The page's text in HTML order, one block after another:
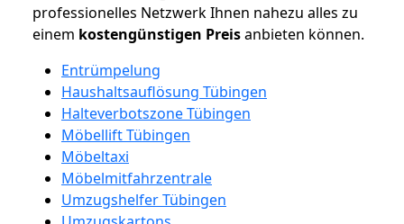
professionelles Netzwerk Ihnen nahezu alles zu
einem kostengünstigen Preisanbieten können.
Entrümpelung
Haushaltsauflösung Tübingen
Halteverbotszone Tübingen
Möbellift Tübingen
Möbeltaxi
Möbelmitfahrzentrale
Umzugshelfer Tübingen